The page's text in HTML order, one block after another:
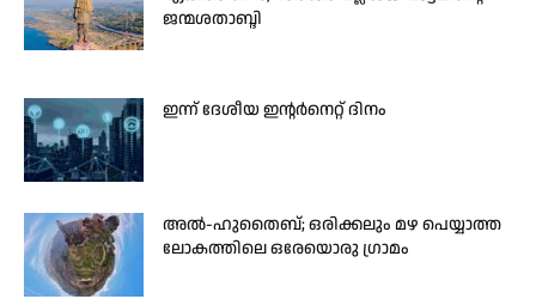
ജന്മശതാബ്ദി
ഇന്ന് ദേശീയ ഇന്റർനെറ്റ് ദിനം
അൽ-ഹുതൈബ്; ഒരിക്കലും മഴ പെയ്യാത്ത
ലോകത്തിലെ ഒരേയൊരു ഗ്രാമം